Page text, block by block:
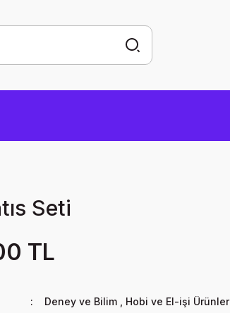
Seti
TL
Deney ve Bilim
Hobi ve El-işi Ürünler